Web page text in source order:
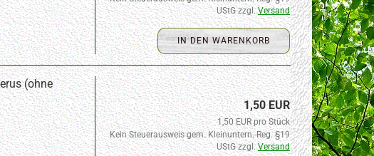
UStG zzgl.Versand
IN DEN WARENKORB
(ohne
1,50 EUR
1,50 EUR pro Stück
Kein Steuerausweis gem. Kleinuntern.-Reg. §19
UStG zzgl.Versand